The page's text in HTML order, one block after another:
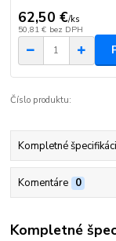
62,50 €/ks
50,81 € bez DPH
Číslo produktu:
Kompletné
Komentáre 0
Kompletné